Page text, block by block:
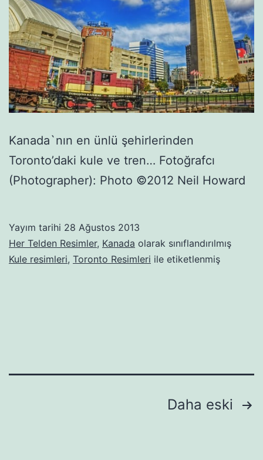
Kanada`nın en ünlü şehirlerinden
Toronto’daki kule ve tren… Fotoğrafcı
(Photographer): Photo ©2012 Neil Howard
Yayım tarihi 28 Ağustos 2013
Her Telden Resimler, Kanada olarak sınıflandırılmış
Kule resimleri, Toronto Resimleri ile etiketlenmiş
Daha eski